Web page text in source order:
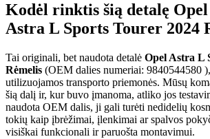
Kodėl rinktis šią detalę Opel
Astra L Sports Tourer 2024
Tai originali, bet naudota detalė Opel Astra L
Rėmelis (OEM dalies numeriai: 9840544580
utilizuojamos transporto priemonės. Mūsų
šią dalį ir, kur buvo įmanoma, atliko jos
naudota OEM dalis, ji gali turėti nedidelių
tokių kaip įbrėžimai, įlenkimai ar spalvos
visiškai funkcionali ir paruošta montavimui.